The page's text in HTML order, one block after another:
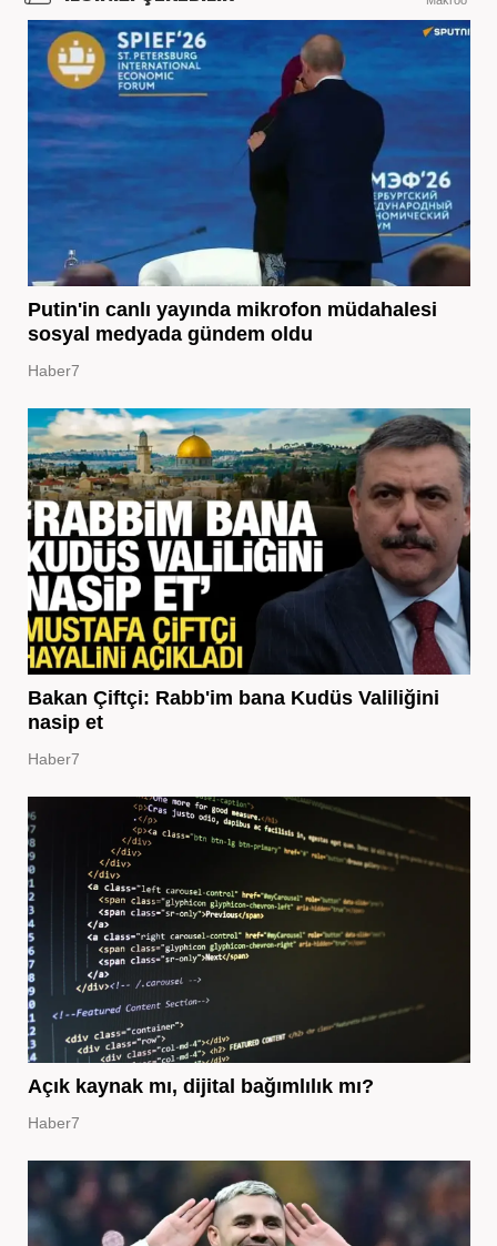
Putin'in canlı yayında mikrofon müdahalesi
sosyal medyada gündem oldu
Haber7
Bakan Çiftçi: Rabb'im bana Kudüs Valiliğini
nasip et
Haber7
Açık kaynak mı, dijital bağımlılık mı?
Haber7